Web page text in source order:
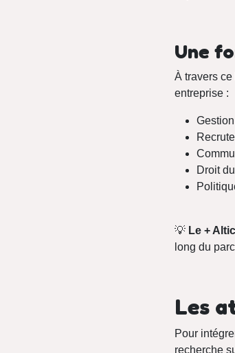
Une
À travers
entreprise :
Droit
💡 Le +
long du
Les
Pour
recherche